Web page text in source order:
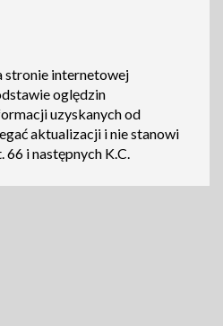
stronie internetowej
oględzin
uzyskanych od
aktualizacji i nie stanowi
i następnych K.C.